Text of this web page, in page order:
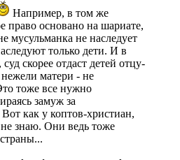
Например, в том же
право основано на шариате,
мусульманка не наследует
только дети. И в
суд скорее отдаст детей отцу-
матери - не
тоже все нужно
замуж за
как у коптов-христиан,
не знаю. Они ведь тоже